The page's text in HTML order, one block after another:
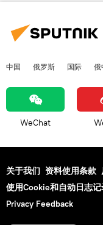
中国 俄罗斯 国际 俄
WeChat
关于我们 资料使用条款
使用Cookie和自动日志
Privacy Feedback